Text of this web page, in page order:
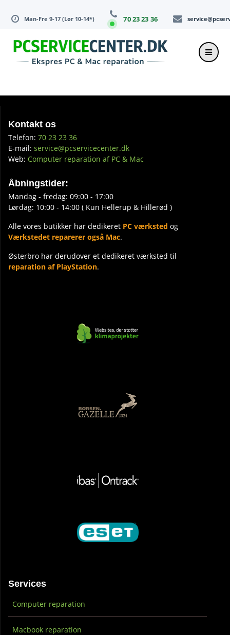
to
content
Man-Fre 9-17 (Lør 10-14*) 70 23 23 36
Kontakt os
Telefon: 70 23 23 36
E-mail: service@pcservicecenter.dk
Web: Computer reparation af PC & Mac
Åbningstider:
Mandag - fredag: 09:00 - 17:00
Lørdag: 10:00 - 14:00 ( Kun Hellerup & Hillerød )
Alle vores butikker har dedikeret PC værksted og
Værkstedet reparerer også Mac.
Østerbro har derudover et dedikeret værksted til
reparation af PlayStation.
Services
Computer reparation
Macbook reparation